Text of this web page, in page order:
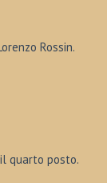
Rossin.
quarto posto.